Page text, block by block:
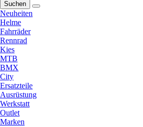
Suchen
Neuheiten
Helme
Fahrräder
Rennrad
Kies
MTB
BMX
City
Ersatzteile
Ausrüstung
Werkstatt
Outlet
Marken